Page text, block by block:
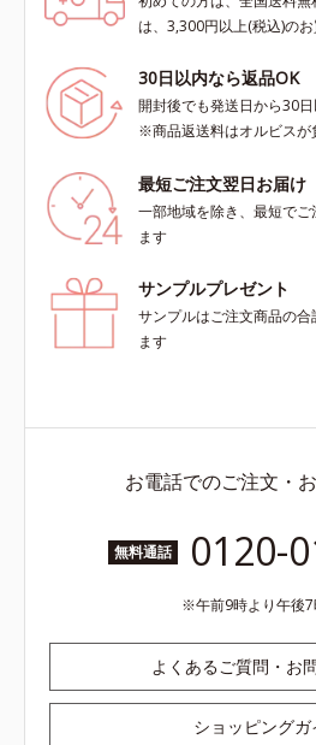
は、3,300円以上(税込)の
30日以内なら返品OK
開封後でも発送日から30
※商品返送料はオルビスが
最短ご注文翌日お届け
一部地域を除き、最短で
ます
サンプルプレゼント
サンプルはご注文商品の
ます
お電話でのご注文・
無料通話 0120-
午前9時より午後
よくあるご質問・お
ショッピングガ